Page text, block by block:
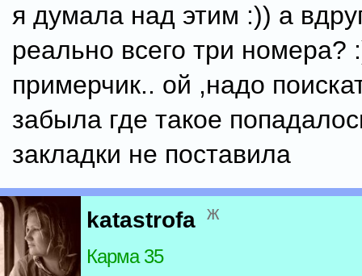
я думала над этим :)) а
реально всего три номера?
примерчик.. ой ,надо
забыла где такое
закладки не поставила
katastrofa ж
Карма 35